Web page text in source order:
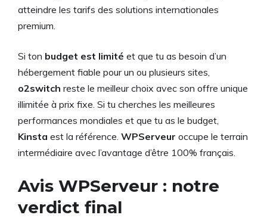
atteindre les tarifs des solutions internationales
premium.
Si ton budget est limité et que tu as besoin d’un
hébergement fiable pour un ou plusieurs sites,
o2switch reste le meilleur choix avec son offre unique
illimitée à prix fixe. Si tu cherches les meilleures
performances mondiales et que tu as le budget,
Kinsta est la référence. WPServeur occupe le terrain
intermédiaire avec l’avantage d’être 100% français.
Avis WPServeur : notre
verdict final